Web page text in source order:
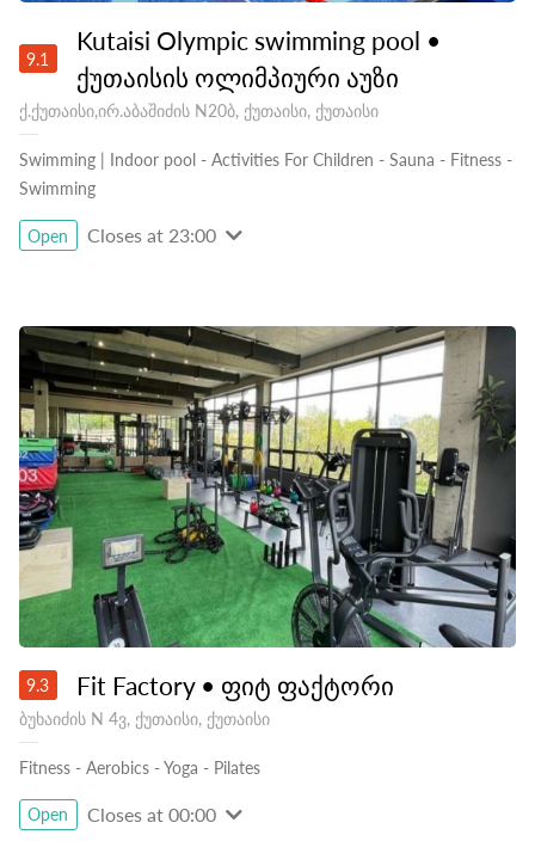
9.1
Kutaisi Olympic swimming pool •
ქუთაისის ოლიმპიური აუზი
ქ.ქუთაისი,ირ.აბაშიძის N20ბ, ქუთაისი, ქუთაისი
Swimming | Indoor pool - Activities For Children - Sauna - Fitness -
Swimming
Open Closes at 23:00
9.3 Fit Factory • ფიტ ფაქტორი
ბუხაიძის N 4ვ, ქუთაისი, ქუთაისი
Fitness - Aerobics -Yoga - Pilates
Open Closes at 00:00